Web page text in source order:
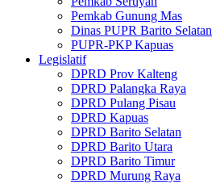
Pemkab Gunung Mas
Dinas PUPR Barito Selatan
PUPR-PKP Kapuas
Legislatif
DPRD Prov Kalteng
DPRD Palangka Raya
DPRD Pulang Pisau
DPRD Kapuas
DPRD Barito Selatan
DPRD Barito Utara
DPRD Barito Timur
DPRD Murung Raya